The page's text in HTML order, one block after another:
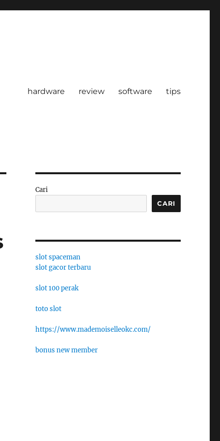
hardware review software tips
Cari
CARI
slot spaceman
slot gacor terbaru
slot 100 perak
toto slot
https://www.mademoiselleokc.com/
bonus new member